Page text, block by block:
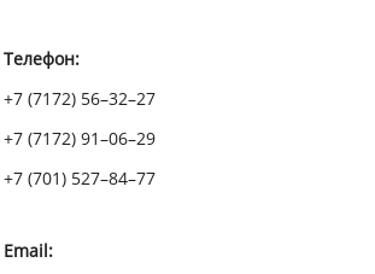
Телефон:
+7 (7172) 56–32–27
+7 (7172) 91–06–29
+7 (701) 527–84–77
Email: